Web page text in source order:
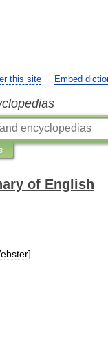
this site Embed
of English
]